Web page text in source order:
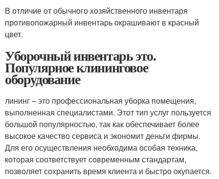
В отличие от обычного хозяйственного инвентаря
противопожарный инвентарь окрашивают в красный
цвет.
Уборочный инвентарь это.
Популярное клининговое
оборудование
лининг – это профессиональная уборка помещения,
выполненная специалистами. Этот тип услуг пользуется
большой популярностью, так как обеспечивает более
высокое качество сервиса и экономит деньги фирмы.
Для его осуществления необходима особая техника,
которая соответствует современным стандартам,
позволяет сохранить время клиента и быстро окупается.